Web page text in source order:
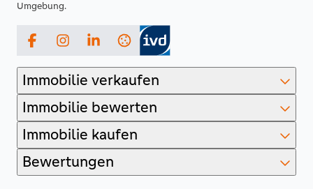
Umgebung.
FacebookInstagramLinkedIn
Immobilie verkaufen
Immobilie bewerten
Immobilie kaufen
Bewertungen